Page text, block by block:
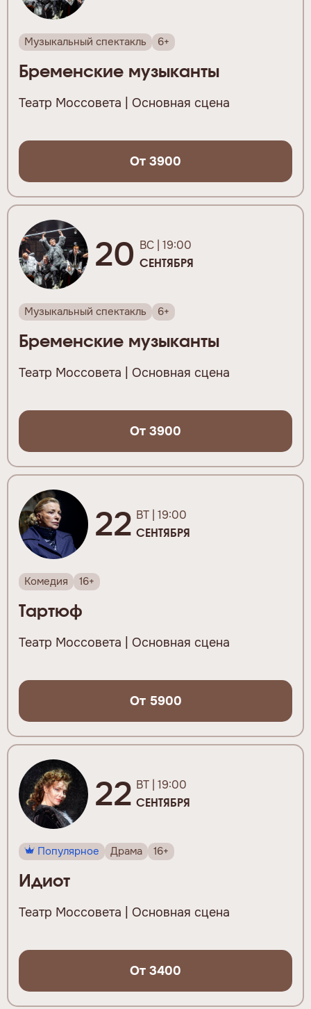
Музыкальный спектакль 6+
Бременские музыканты
Театр Моссовета | Основная сцена
От 3900
20 ВС | 19:00
СЕНТЯБРЯ
Музыкальный спектакль 6+
Бременские музыканты
Театр Моссовета | Основная сцена
От 3900
22 ВТ | 19:00
СЕНТЯБРЯ
Комедия 16+
Тартюф
Театр Моссовета | Основная сцена
От 5900
22 ВТ | 19:00
СЕНТЯБРЯ
Популярное Драма 16+
Идиот
Театр Моссовета | Основная сцена
От 3400